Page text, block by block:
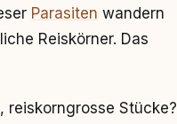
Parasiten wandern
Reiskörner. Das
reiskorngrosse Stücke?